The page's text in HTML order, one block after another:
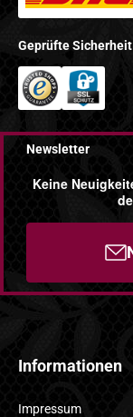
Geprüfte Sicherheit
Newsletter
Keine
Informationen
Impressum